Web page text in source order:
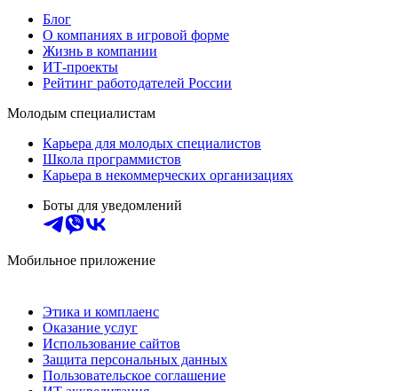
Блог
О компаниях в игровой форме
Жизнь в компании
ИТ-проекты
Рейтинг работодателей России
Молодым специалистам
Карьера для молодых специалистов
Школа программистов
Карьера в некоммерческих организациях
Боты для уведомлений
Мобильное приложение
Этика и комплаенс
Оказание услуг
Использование сайтов
Защита персональных данных
Пользовательское соглашение